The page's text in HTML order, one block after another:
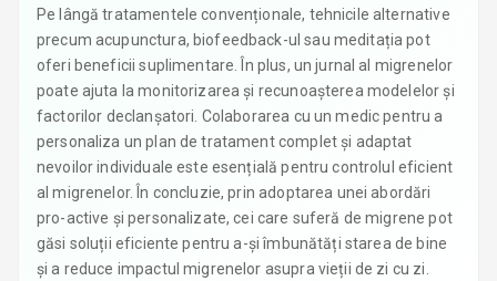
Pe lângă tratamentele convenționale, tehnicile alternative
precum acupunctura, biofeedback-ul sau meditația pot
oferi beneficii suplimentare. În plus, un jurnal al migrenelor
poate ajuta la monitorizarea și recunoașterea modelelor și
factorilor declanșatori. Colaborarea cu un medic pentru a
personaliza un plan de tratament complet și adaptat
nevoilor individuale este esențială pentru controlul eficient
al migrenelor. În concluzie, prin adoptarea unei abordări
pro-active și personalizate, cei care suferă de migrene pot
găsi soluții eficiente pentru a-și îmbunătăți starea de bine
și a reduce impactul migrenelor asupra vieții de zi cu zi.